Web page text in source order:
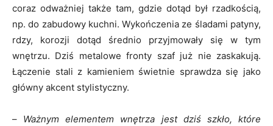
coraz odważniej także tam, gdzie dotąd był rzadkością,
np. do zabudowy kuchni. Wykończenia ze śladami patyny,
rdzy, korozji dotąd średnio przyjmowały się w tym
wnętrzu. Dziś metalowe fronty szaf już nie zaskakują.
Łączenie stali z kamieniem świetnie sprawdza się jako
główny akcent stylistyczny.
– Ważnym elementem wnętrza jest dziś szkło, które